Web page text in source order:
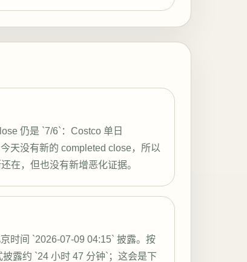
仍是 `7/6`：Costco 单日
天没有新的 completed close，所以
在，但也没有新增恶化证据。
时间 `2026-07-09 04:15` 披露。按
露约 `24 小时 47 分钟`；这会是下